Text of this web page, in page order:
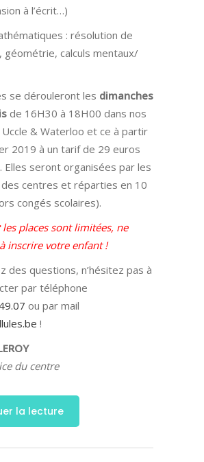
à l’écrit…)
: résolution de
géométrie, calculs mentaux/
se dérouleront les dimanches
de 16H30 à 18H00 dans nos
& Waterloo et ce à partir
2019 à un tarif de 29 euros
Elles seront organisées par les
centres et réparties en 10
congés scolaires).
les places sont limitées, ne
inscrire votre enfant !
des questions, n’hésitez pas à
par téléphone
ou par mail
!
du centre
la lecture